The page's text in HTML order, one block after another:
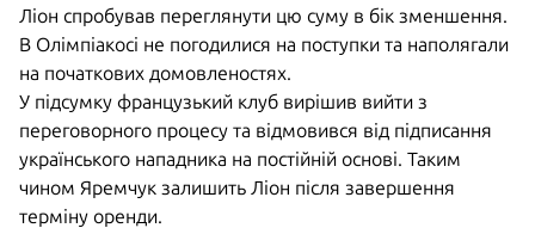
Ліон спробував переглянути цю суму в бік зменшення.
В Олімпіакосі не погодилися на поступки та наполягали
на початкових домовленостях.
У підсумку французький клуб вирішив вийти з
переговорного процесу та відмовився від підписання
українського нападника на постійній основі. Таким
чином Яремчук залишить Ліон після завершення
терміну оренди.